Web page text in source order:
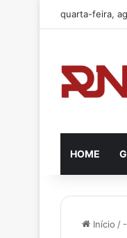
quarta-feira,
HOME
Início /